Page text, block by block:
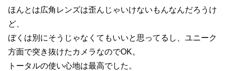
ほんとは広角レンズは歪んじゃいけないもんなんだろうけ
ど、
ぼくは別にそうじゃなくてもいいと思ってるし、ユニーク
方面で突き抜けたカメラなのでOK。
トータルの使い心地は最高でした。